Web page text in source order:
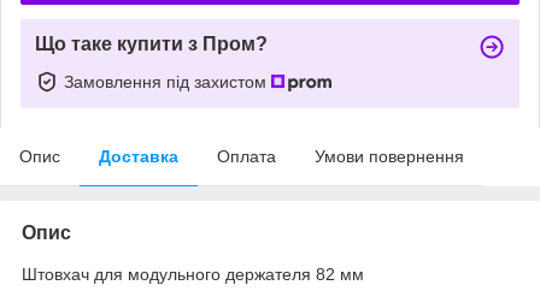
Що таке купити з Пром?
Замовлення під захистом
Опис Доставка Оплата Умови повернення
Опис
Штовхач для модульного держателя 82 мм